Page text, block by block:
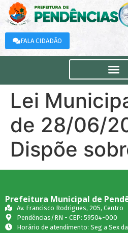
FALA CIDADÃO
Lei
de 28/06/
Dispõe
Prefeitura Municipal de
Av. Francisco Rodrigues, 205, Centro
Pendências/RN - CEP: 59504-000
Horário de atendimento: Seg a Sex